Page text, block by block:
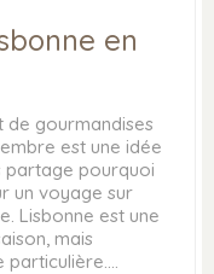
en
de gourmandises
est une idée
partage pourquoi
un voyage sur
Lisbonne est une
mais
particulière.…